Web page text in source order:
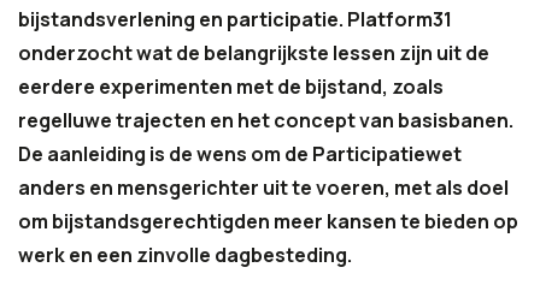
bijstandsverlening en participatie. Platform31
onderzocht wat de belangrijkste lessen zijn uit de
eerdere experimenten met de bijstand, zoals
regelluwe trajecten en het concept van basisbanen.
De aanleiding is de wens om de Participatiewet
anders en mensgerichter uit te voeren, met als doel
om bijstandsgerechtigden meer kansen te bieden op
werk en een zinvolle dagbesteding.